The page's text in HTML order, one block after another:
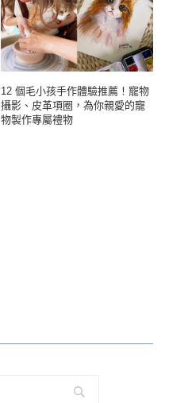
12 個毛小孩手作體驗推薦！寵物
攝影、皮革項圈，為你親愛的寵
物製作專屬禮物